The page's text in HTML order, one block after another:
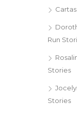
Run
Stories
Stories